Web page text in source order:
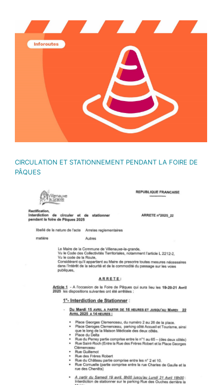
l'image
agrandie
CIRCULATION ET STATIONNEMENT PENDANT LA FOIRE DE
PÂQUES